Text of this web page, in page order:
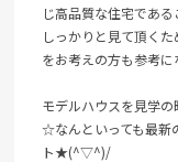
じ高品質な住宅である
しっかりと見て頂く
をお考えの方も参考に
モデルハウスを見学
☆なんといっても最新
ト★(^▽^)/